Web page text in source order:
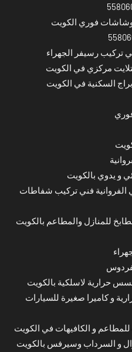
وشاشات فوري الكويت
تركيب رسيفر الجهراء
مركزي في الكويت
السكنية في الكويت
و يدوي بالكويت
فني تركيب شفاطات
للمنازل والمطاعم بالكويت
حرارية لاسلكية بالكويت
و كاميرا صغيرة للسيارات
و الكافيهات في الكويت
و السرداب وسيرفس بالكويت